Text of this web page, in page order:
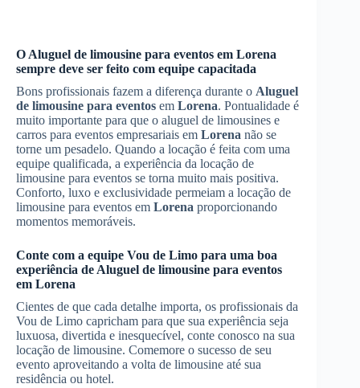
O Aluguel de limousine para eventos em Lorena
sempre deve ser feito com equipe capacitada
Bons profissionais fazem a diferença durante o Aluguel
de limousine para eventos em Lorena. Pontualidade é
muito importante para que o aluguel de limousines e
carros para eventos empresariais em Lorena não se
torne um pesadelo. Quando a locação é feita com uma
equipe qualificada, a experiência da locação de
limousine para eventos se torna muito mais positiva.
Conforto, luxo e exclusividade permeiam a locação de
limousine para eventos em Lorena proporcionando
momentos memoráveis.
Conte com a equipe Vou de Limo para uma boa
experiência de Aluguel de limousine para eventos
em Lorena
Cientes de que cada detalhe importa, os profissionais da
Vou de Limo capricham para que sua experiência seja
luxuosa, divertida e inesquecível, conte conosco na sua
locação de limousine. Comemore o sucesso de seu
evento aproveitando a volta de limousine até sua
residência ou hotel.